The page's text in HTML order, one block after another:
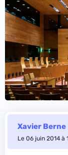
Xavier Berne
Le 06 juin 2014 à